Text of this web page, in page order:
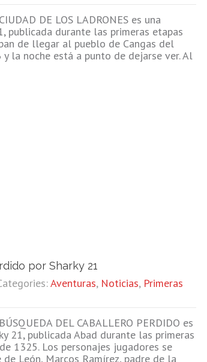
DE LOS LADRONES es una
publicada durante las primeras etapas
de llegar al pueblo de Cangas del
la noche está a punto de dejarse ver. Al
por Sharky 21
Aventuras, Noticias, Primeras
DEL CABALLERO PERDIDO es
21, publicada Abad durante las primeras
1325. Los personajes jugadores se
León, Marcos Ramírez, padre de la